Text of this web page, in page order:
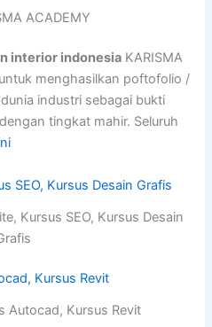
ACADEMY
interior indonesia KARISMA
menghasilkan poftofolio /
industri sebagai bukti
tingkat mahir. Seluruh
Kursus SEO, Kursus Desain
Autocad, Kursus Revit